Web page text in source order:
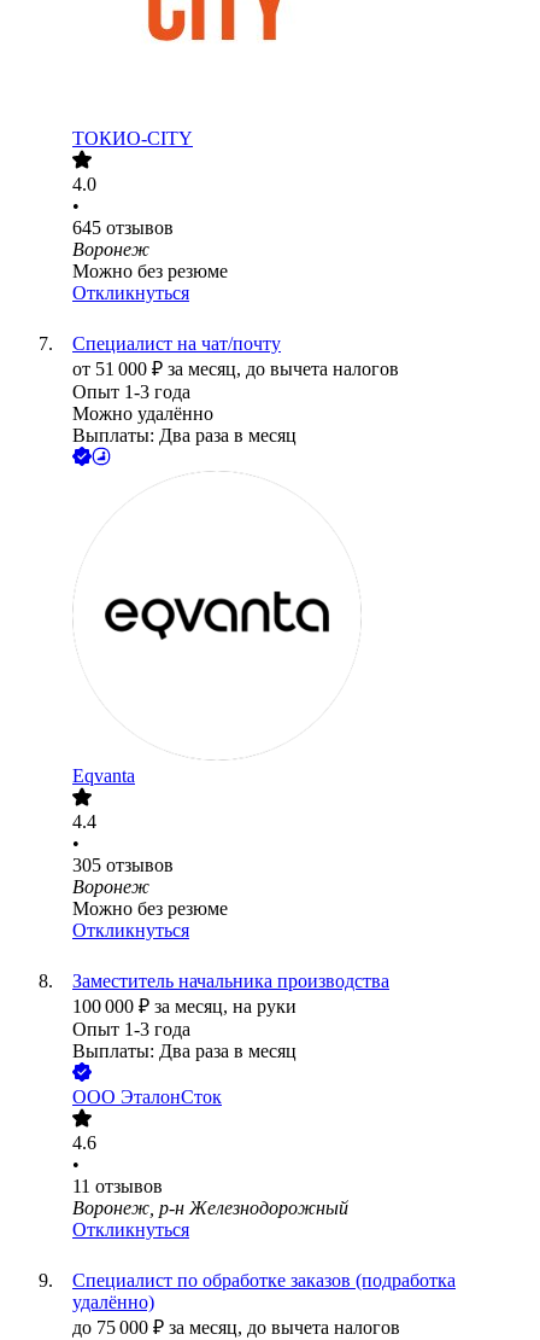
ТОКИО-CITY
4.0
•
645 отзывов
Воронеж
Можно без резюме
Откликнуться
Специалист на чат/почту
от 51 000 ₽ за месяц, до вычета налогов
Опыт 1-3 года
Можно удалённо
Выплаты: Два раза в месяц
Eqvanta
4.4
•
305 отзывов
Воронеж
Можно без резюме
Откликнуться
Заместитель начальника производства
100 000 ₽ за месяц, на руки
Опыт 1-3 года
Выплаты: Два раза в месяц
ООО ЭталонСток
4.6
•
11 отзывов
Воронеж, р-н Железнодорожный
Откликнуться
Специалист по обработке заказов (подработка
удалённо)
до 75 000 ₽ за месяц, до вычета налогов